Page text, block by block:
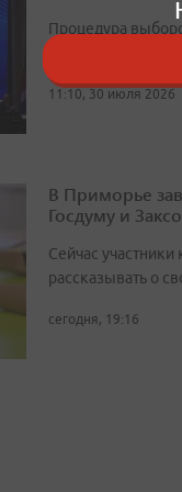
Процедура
11:10, 30 июля 2026
В Приморье
Госдуму и
Сейчас
рассказывать о
сегодня, 19:16